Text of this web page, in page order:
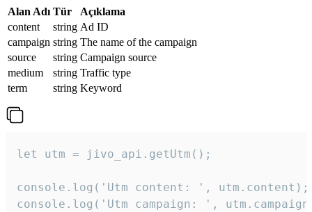
Alan Adı Tür
Açıklama
content
string Ad ID
campaign string The name of the campaign
source
string Campaign source
medium
string Traffic type
term
string Keyword
let utm = jivo_api.getUtm();
console.log('Utm content: ', utm.content);
console.log('Utm campaign: ',